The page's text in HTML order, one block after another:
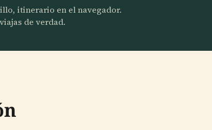
itinerario en el navegador.
de verdad.